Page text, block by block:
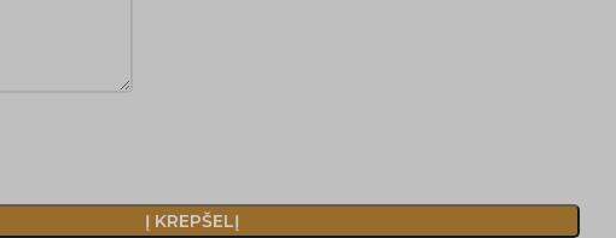
Į KREPŠELĮ